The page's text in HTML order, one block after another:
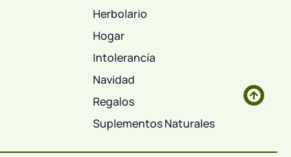
Herbolario
Hogar
Intolerancía
Navidad
Regalos
Suplementos Naturales